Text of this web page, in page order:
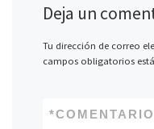
Deja un
Tu dirección de correo
campos obligatorios
COMENTARIO
*